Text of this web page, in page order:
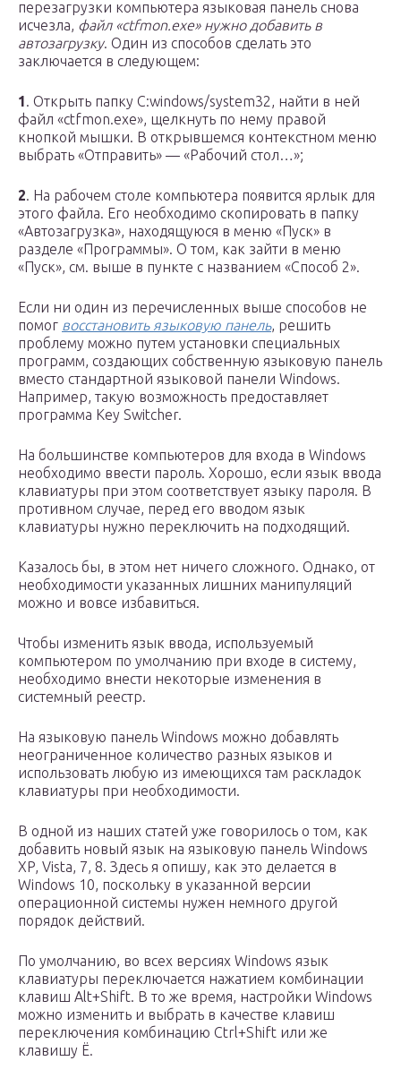
перезагрузки компьютера языковая панель снова
исчезла, файл «ctfmon.exe» нужно добавить в
автозагрузку. Один из способов сделать это
заключается в следующем:
1. Открыть папку C:windows/system32, найти в ней
файл «ctfmon.exe», щелкнуть по нему правой
кнопкой мышки. В открывшемся контекстном меню
выбрать «Отправить» — «Рабочий стол…»;
2. На рабочем столе компьютера появится ярлык для
этого файла. Его необходимо скопировать в папку
«Автозагрузка», находящуюся в меню «Пуск» в
разделе «Программы». О том, как зайти в меню
«Пуск», см. выше в пункте с названием «Способ 2».
Если ни один из перечисленных выше способов не
помог восстановить языковую панель, решить
проблему можно путем установки специальных
программ, создающих собственную языковую панель
вместо стандартной языковой панели Windows.
Например, такую возможность предоставляет
программа Key Switcher.
На большинстве компьютеров для входа в Windows
необходимо ввести пароль. Хорошо, если язык ввода
клавиатуры при этом соответствует языку пароля. В
противном случае, перед его вводом язык
клавиатуры нужно переключить на подходящий.
Казалось бы, в этом нет ничего сложного. Однако, от
необходимости указанных лишних манипуляций
можно и вовсе избавиться.
Чтобы изменить язык ввода, используемый
компьютером по умолчанию при входе в систему,
необходимо внести некоторые изменения в
системный реестр.
На языковую панель Windows можно добавлять
неограниченное количество разных языков и
использовать любую из имеющихся там раскладок
клавиатуры при необходимости.
В одной из наших статей уже говорилось о том, как
добавить новый язык на языковую панель Windows
XP, Vista, 7, 8. Здесь я опишу, как это делается в
Windows 10, поскольку в указанной версии
операционной системы нужен немного другой
порядок действий.
По умолчанию, во всех версиях Windows язык
клавиатуры переключается нажатием комбинации
клавиш Alt+Shift. В то же время, настройки Windows
можно изменить и выбрать в качестве клавиш
переключения комбинацию Ctrl+Shift или же
клавишу Ё.